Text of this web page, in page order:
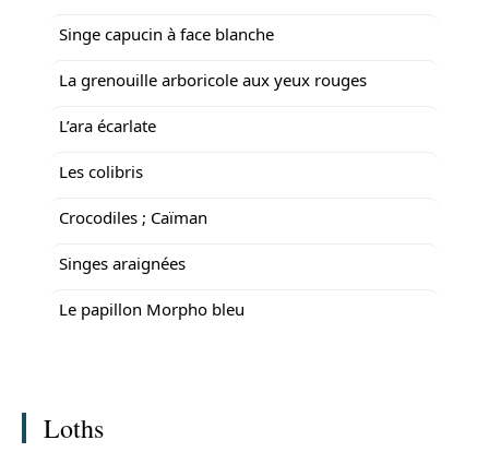
Singe capucin à face blanche
La grenouille arboricole aux yeux rouges
L’ara écarlate
Les colibris
Crocodiles ; Caïman
Singes araignées
Le papillon Morpho bleu
Loths